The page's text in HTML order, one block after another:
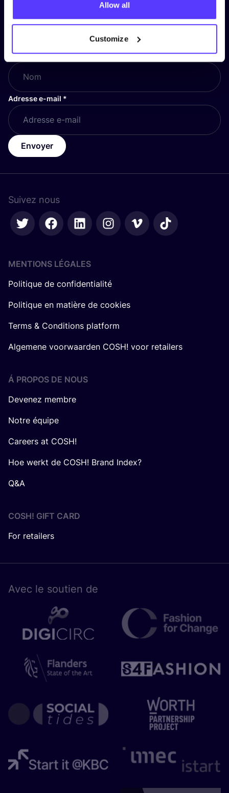
Allow all
Customize
Inscrivez-vous à notre lettre
d’information et restez informé !
Nom*
Adresse e-mail *
Envoyer
Suivez nous
MENTIONS LÉGALES
Politique de confidentialité
Politique en matière de cookies
Terms & Conditions platform
Algemene voorwaarden COSH! voor retailers
Á PROPOS DE NOUS
Devenez membre
Notre équipe
Careers at COSH!
Hoe werkt de COSH! Brand Index?
Q&A
COSH! GIFT CARD
For retailers
Avec le sou­tien de